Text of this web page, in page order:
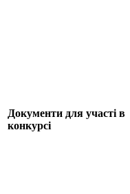
Документи для участі в
конкурсі